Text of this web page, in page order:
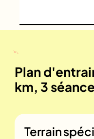
Plan
km, 3
Terrain